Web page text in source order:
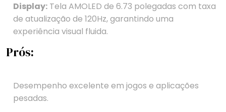
Display: Tela AMOLED de 6.73 polegadas com taxa
de atualização de 120Hz, garantindo uma
experiência visual fluida.
Prós:
Desempenho excelente em jogos e aplicações
pesadas.